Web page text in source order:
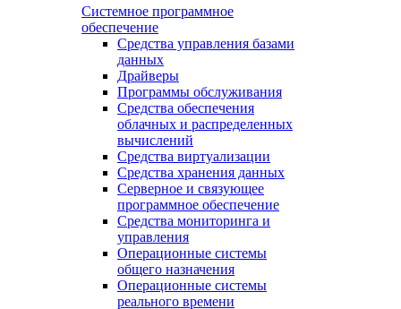
Системное программное
обеспечение
Средства управления базами
данных
Драйверы
Программы обслуживания
Средства обеспечения
облачных и распределенных
вычислений
Средства виртуализации
Средства хранения данных
Серверное и связующее
программное обеспечение
Средства мониторинга и
управления
Операционные системы
общего назначения
Операционные системы
реального времени